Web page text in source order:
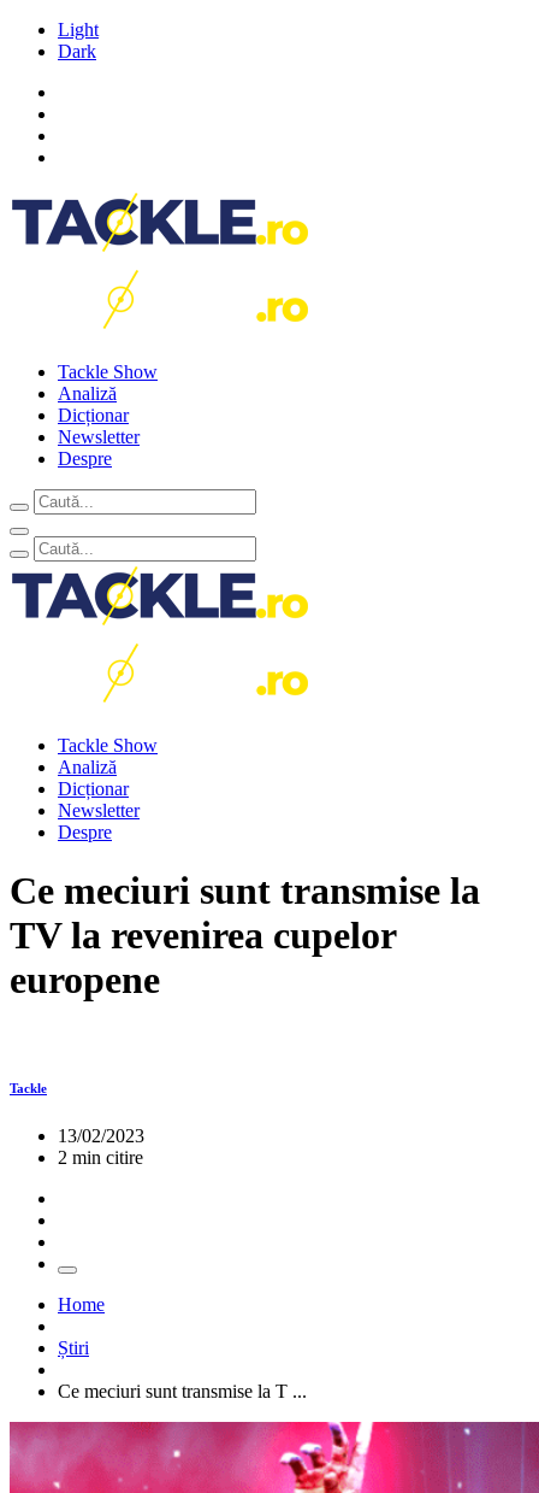
Light
Dark
Tackle Show
Analiză
Dicționar
Newsletter
Despre
Tackle Show
Analiză
Dicționar
Newsletter
Despre
Ce meciuri sunt transmise la
TV la revenirea cupelor
europene
Tackle
13/02/2023
2 min citire
Home
Știri
Ce meciuri sunt transmise la T ...